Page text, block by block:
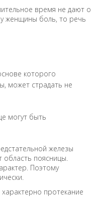
время не дают о
женщины боль, то речь
которого
может страдать не
могут быть
железы
поясницы.
Поэтому
протекание